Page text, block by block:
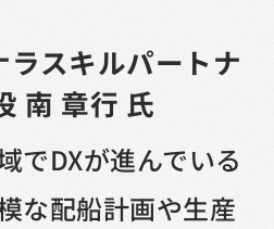
スキルパートナ
南 章行 氏
でDXが進んでいる
な配船計画や生産